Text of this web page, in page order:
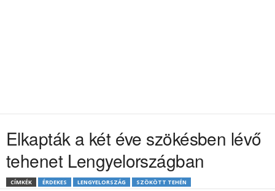
Elkapták a két éve szökésben lévő
tehenet Lengyelországban
CÍMKÉK ÉRDEKES LENGYELORSZÁG SZÖKÖTT TEHÉN